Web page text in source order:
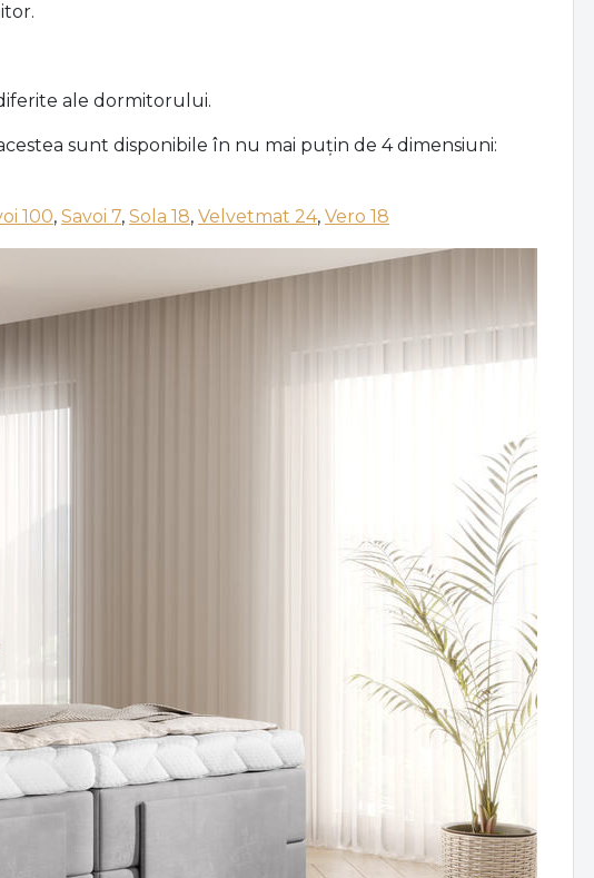
ale dormitorului.
sunt disponibile în nu mai puțin de 4 dimensiuni:
100, Savoi 7, Sola 18, Velvetmat 24, Vero 18